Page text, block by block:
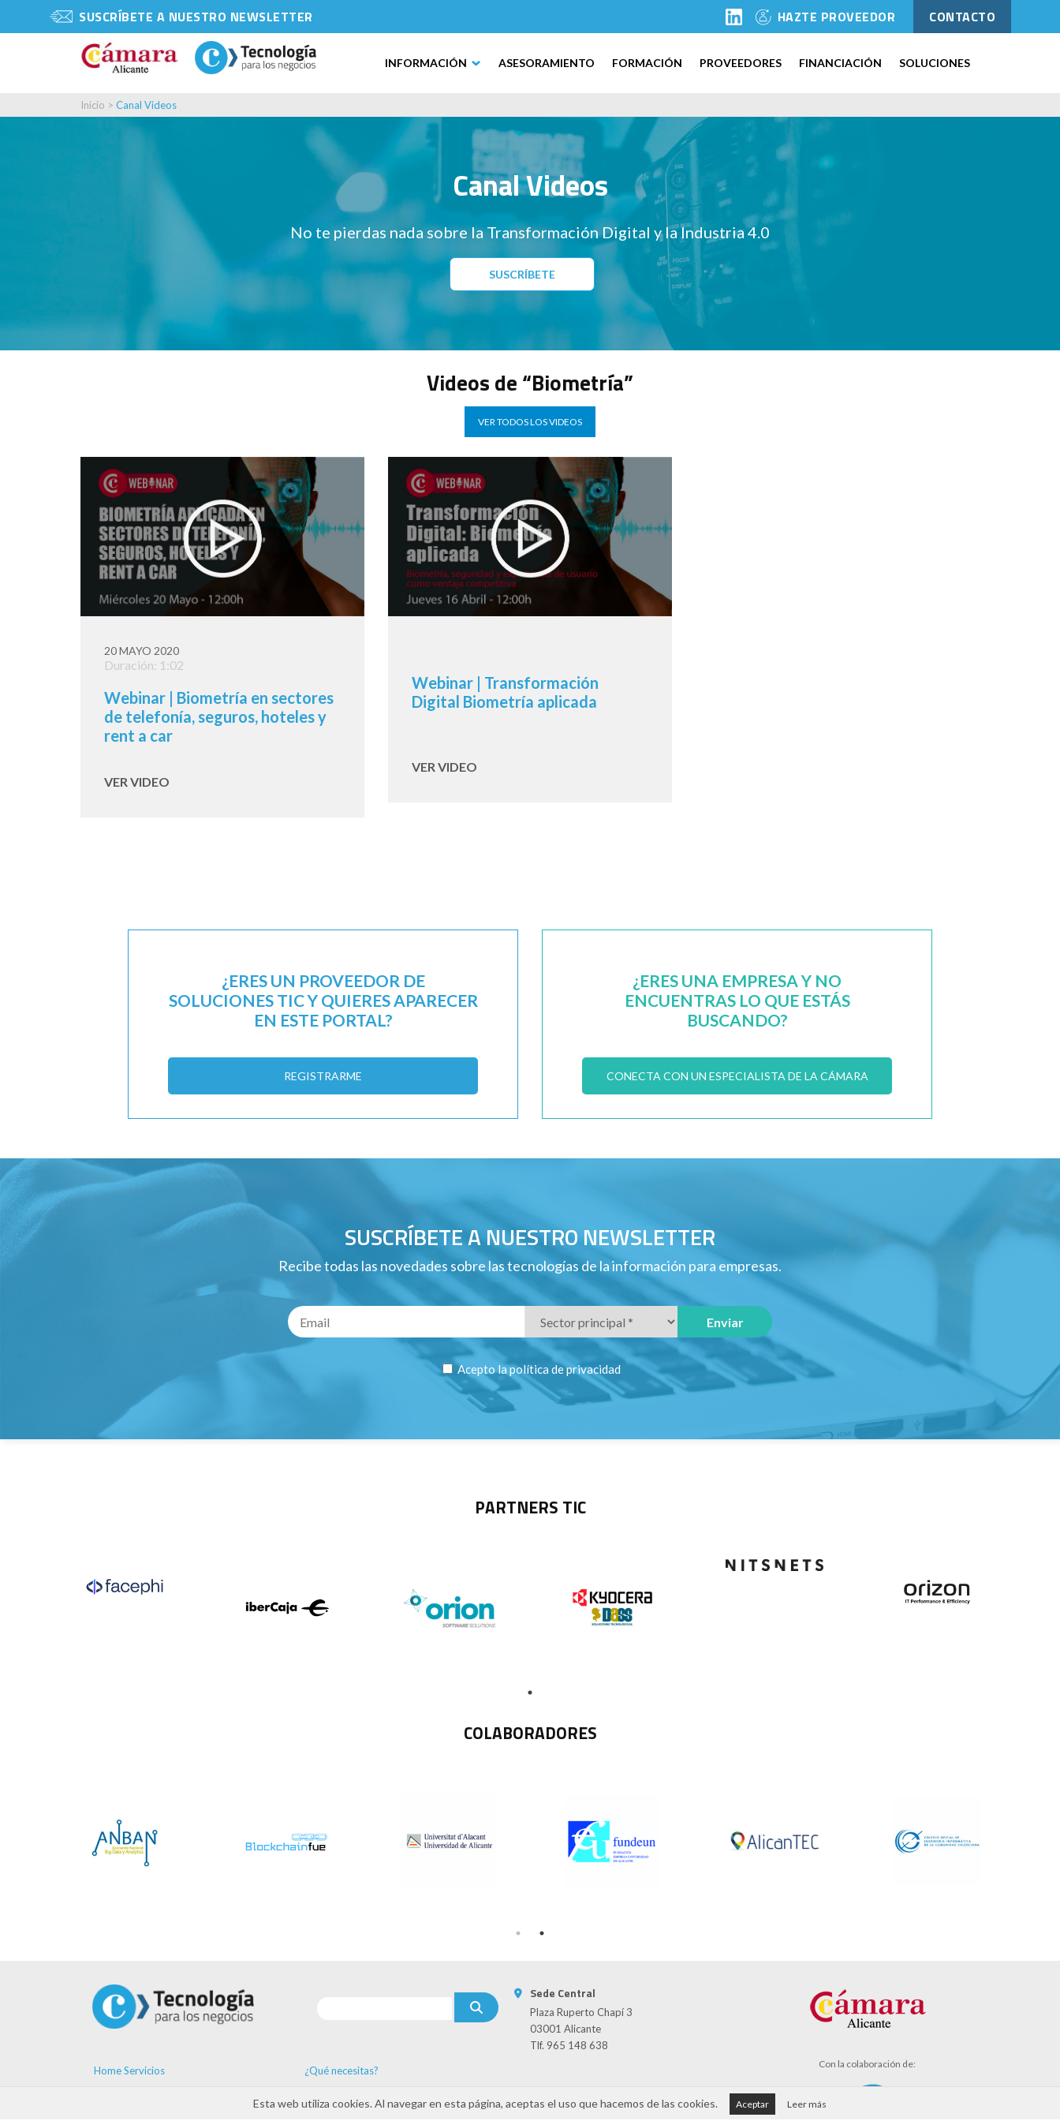
SUSCRÍBETE A NUESTRO NEWSLETTER HAZTE PROVEEDOR CONTACTO
INFORMACIÓN ASESORAMIENTO FORMACIÓN PROVEEDORES FINANCIACIÓN SOLUCIONES
Inicio > Canal Videos
Canal Videos
No te pierdas nada sobre la Transformación Digital y la Industria 4.0
SUSCRÍBETE
Videos de “Biometría”
VER TODOS LOS VIDEOS
20 MAYO 2020
Duración: 1:02
Webinar | Biometría en sectores
de telefonía, seguros, hoteles y
rent a car
VER VIDEO
Webinar | Transformación
Digital Biometría aplicada
VER VIDEO
¿ERES UN PROVEEDOR DE
SOLUCIONES TIC Y QUIERES APARECER
EN ESTE PORTAL?
REGISTRARME
¿ERES UNA EMPRESA Y NO
ENCUENTRAS LO QUE ESTÁS
BUSCANDO?
CONECTA CON UN ESPECIALISTA DE LA CÁMARA
SUSCRÍBETE A NUESTRO NEWSLETTER
Recibe todas las novedades sobre las tecnologías de la información para empresas.
Acepto lapolítica de privacidad
PARTNERS TIC
COLABORADORES
Home Servicios
¿Qué necesitas?
Formación
Sede Central
Plaza Ruperto Chapí 3
03001 Alicante
Tlf. 965 148 638
Con la colaboración de:
Esta web utiliza cookies. Al navegar en esta página, aceptas el uso que hacemos de las cookies. Aceptar Leer más